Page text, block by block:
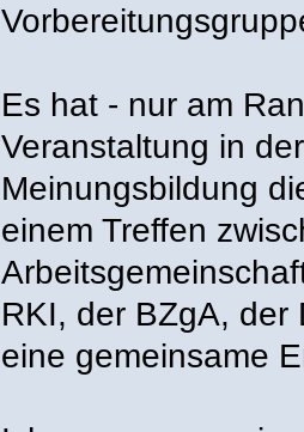
Es hat - nur am
Veranstaltung in
Meinungsbildung
einem Treffen
RKI, der BZgA, der
eine gemeinsame